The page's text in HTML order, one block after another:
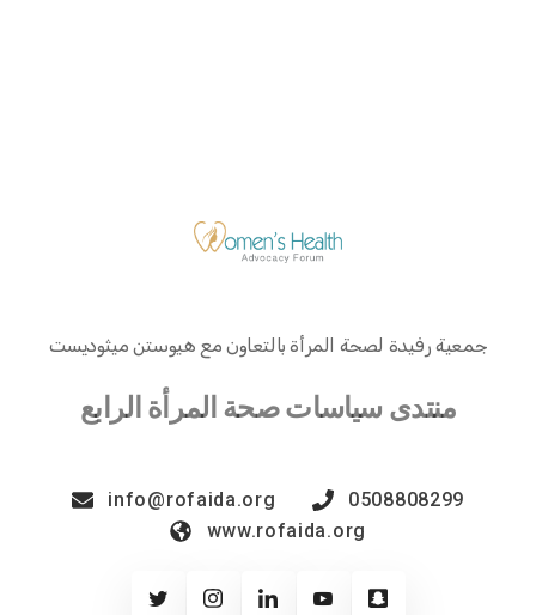
جمعية رفيدة لصحة المرأة بالتعاون مع هيوستن ميثوديست
منتدى سياسات صحة المرأة الرابع
info@rofaida.org
0508808299
www.rofaida.org